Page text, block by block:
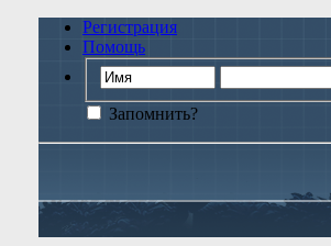
Регистрация
Помощь
Запомнить?